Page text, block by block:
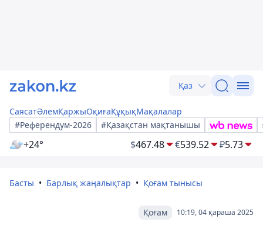
Қаз
СаясатӘлемҚаржыОқиғаҚұқықМақалалар
#Референдум-2026
#Қазақстан мақтанышы
+24° $467.48 €539.52 ₽5.73
Басты Барлық жаңалықтар Қоғам тынысы
10:19, 04 қараша 2025
Қоғам